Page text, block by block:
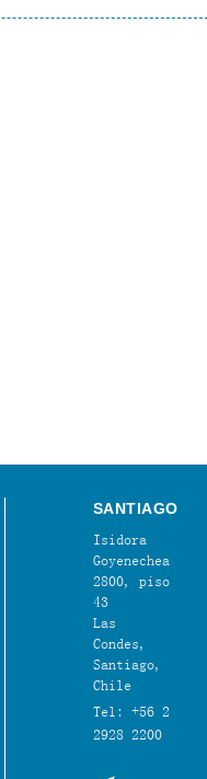
SANTIAGO
Isidora
Goyenechea
2800, piso
43
Las
Condes,
Santiago,
Chile
Tel: +56 2
2928 2200